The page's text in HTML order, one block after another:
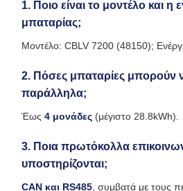
1. Ποιο είναι το μοντέλο και η
μπαταρίας;
Μοντέλο: CBLV 7200 (48150);
2. Πόσες μπαταρίες μπορούν
παράλληλα;
Έως 4 μονάδες (μέγιστο 28.8kWh).
3. Ποια πρωτόκολλα
υποστηρίζονται;
CAN και RS485 , συμβατά με τους